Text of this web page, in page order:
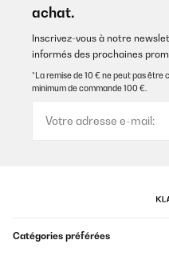
achat.
Inscrivez-vous à notre
informés des prochaines
*La remise de 10 € ne peut pas être
minimum de commande 100 €.
Catégories préférées